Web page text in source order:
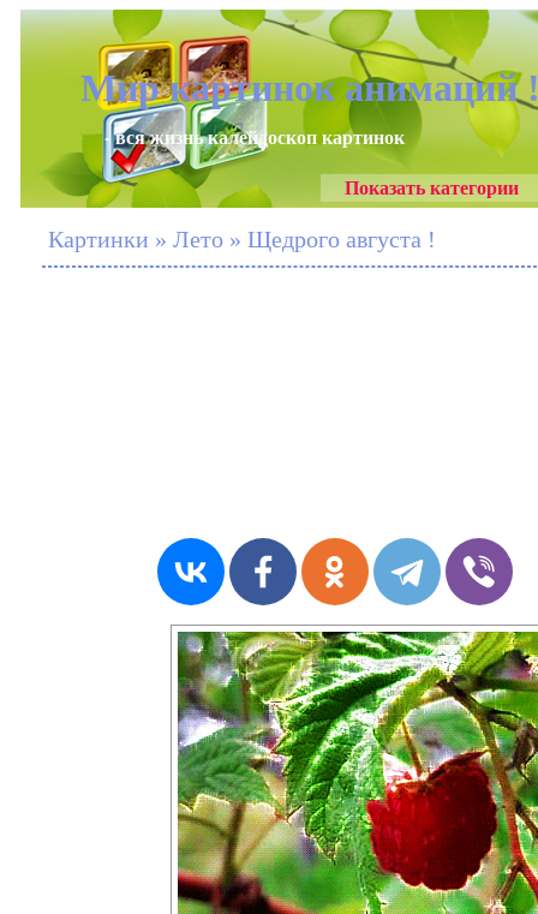
Мир картинок анимаций
- вся жизнь калейдоскоп картинок
Показать категории
Картинки » Лето » Щедрого августа !